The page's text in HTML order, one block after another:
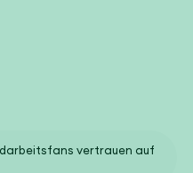
vertrauen auf